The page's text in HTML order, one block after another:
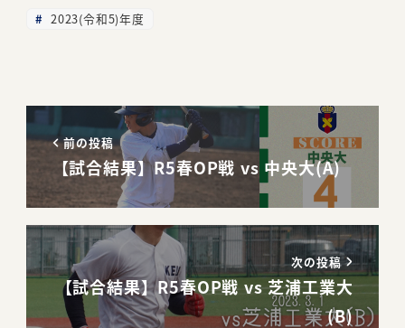
2023(令和5)年度
前の投稿
【試合結果】R5春OP戦 vs 中央大(A)
次の投稿
【試合結果】R5春OP戦 vs 芝浦工業大
(B)